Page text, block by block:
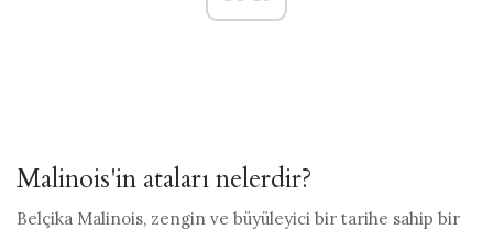
Malinois'in ataları nelerdir?
Belçika Malinois, zengin ve büyüleyici bir tarihe sahip bir